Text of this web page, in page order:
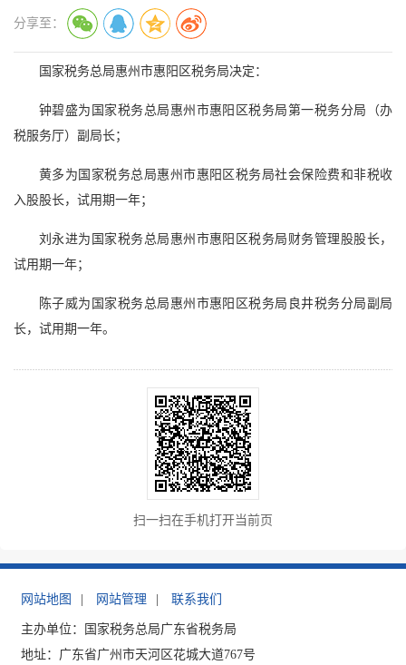
分享至：
国家税务总局惠州市惠阳区税务局决定：
钟碧盛为国家税务总局惠州市惠阳区税务局第一税务分局（办
税服务厅）副局长；
黄多为国家税务总局惠州市惠阳区税务局社会保险费和非税收
入股股长，试用期一年；
刘永进为国家税务总局惠州市惠阳区税务局财务管理股股长，
试用期一年；
陈子威为国家税务总局惠州市惠阳区税务局良井税务分局副局
长，试用期一年。
扫一扫在手机打开当前页
网站地图 网站管理 联系我们
主办单位：国家税务总局广东省税务局
地址：广东省广州市天河区花城大道767号